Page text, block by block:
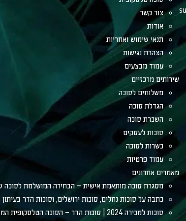
צור קשר
אודות
תנאי שימוש ואחריות
הצהרת נגישות
עמוד מבצעים
שירותים מרכזיים
משלוחים לסוכה
הגדלת סוכה
השכרת סוכה
סוכות לעסקים
כשרות לסוכה
עמוד פרטיות
מאמרים אחרונים
מסגרת סוכה מותאמת אישית – הבחירה המושלמת לסוכה
כתבה על סוכות נחלים, סוכות ירושלים, וסוכות הדר
סוכות למכירה 2024 | סוכות הדר – הסוכה הטלסקופית המהפכנית